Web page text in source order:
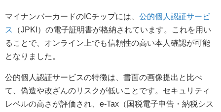
マイナンバーカードのICチップには、 公的個人認証サービ
ス
（JPKI）の電子証明書が格納されています。これを用い
ることで、オンライン上でも信頼性の高い本人確認が可能
となりました。
公的個人認証サービスの特徴は、書面の画像提出と比べ
て、偽造や改ざんのリスクが低いことです。セキュリティ
レベルの高さが評価され、e-Tax（国税電子申告・納税シス